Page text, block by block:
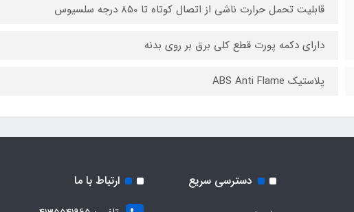
قابلیت تحمل حرارت ناشی از اتصال کوتاه تا 850 درجه سلسیوس
دارای دکمه پورت قطع کلی برق بر روی بدنه
پلاستیک ABS Anti Flame
دسترسی سریع ارتباط با ما